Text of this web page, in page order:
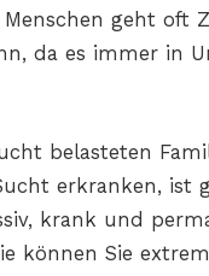
geht oft
da es immer in
belasteten
erkranken, ist
krank und
können Sie